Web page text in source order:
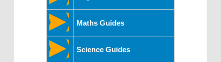
Maths Guides
Science Guides